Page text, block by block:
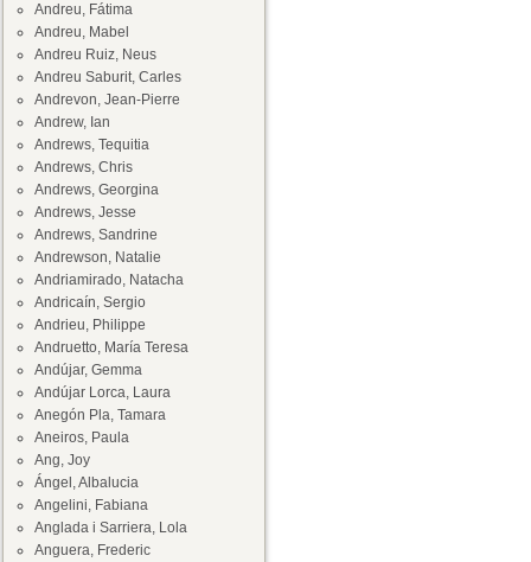
Andreu, Fátima
Andreu, Mabel
Andreu Ruiz, Neus
Andreu Saburit, Carles
Andrevon, Jean-Pierre
Andrew, Ian
Andrews, Tequitia
Andrews, Chris
Andrews, Georgina
Andrews, Jesse
Andrews, Sandrine
Andrewson, Natalie
Andriamirado, Natacha
Andricaín, Sergio
Andrieu, Philippe
Andruetto, María Teresa
Andújar, Gemma
Andújar Lorca, Laura
Anegón Pla, Tamara
Aneiros, Paula
Ang, Joy
Ángel, Albalucia
Angelini, Fabiana
Anglada i Sarriera, Lola
Anguera, Frederic